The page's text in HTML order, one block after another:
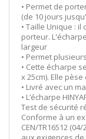
• Permet de
(de 10 jours
• Taille Unique :
porteur.
largeur
• Permet
• Cette écharpe
x 25cm). Elle
• Livré avec un
• L’écharpe
Test de sécurité
Conforme à un
CEN/TR16512